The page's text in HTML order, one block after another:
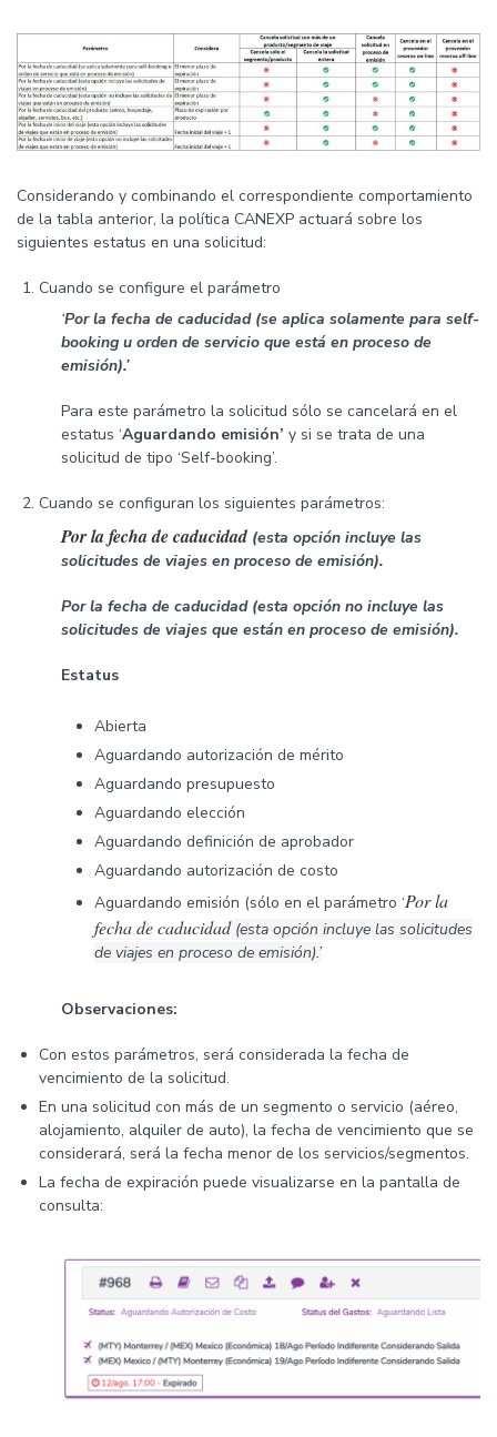
Considerando y combinando el correspondiente comportamiento
de la tabla anterior, la política CANEXP actuará sobre los
siguientes estatus en una solicitud:
Cuando se configure el parámetro
‘Por la fecha de caducidad (se aplica solamente para self-
booking u orden de servicio que está en proceso de
emisión).’
Para este parámetro la solicitud sólo se cancelará en el
estatus ‘Aguardando emisión’ y si se trata de una
solicitud de tipo ‘Self-booking’.
Cuando se configuran los siguientes parámetros:
Por la fecha de caducidad(esta opción incluye las
solicitudes de viajes en proceso de emisión).
Por la fecha de caducidad (esta opción no incluye las
solicitudes de viajes que están en proceso de emisión).
Estatus
Abierta
Aguardando autorización de mérito
Aguardando presupuesto
Aguardando elección
Aguardando definición de aprobador
Aguardando autorización de costo
Aguardando emisión (sólo en el parámetro ‘Por la
fecha de caducidad(esta opción incluye las solicitudes
de viajes en proceso de emisión).’
Observaciones:
Con estos parámetros, será considerada la fecha de
vencimiento de la solicitud.
En una solicitud con más de un segmento o servicio (aéreo,
alojamiento, alquiler de auto), la fecha de vencimiento que se
considerará, será la fecha menor de los servicios/segmentos.
La fecha de expiración puede visualizarse en la pantalla de
consulta: